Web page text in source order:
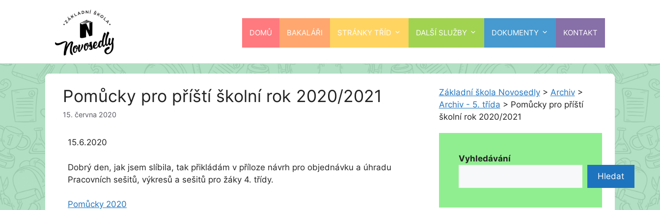
DOMŮ BAKALÁŘI STRÁNKY TŘÍD DALŠÍ SLUŽBY DOKUMENTY KONTAKT
Pomůcky pro příští školní rok 2020/2021
15. června 2020
15.6.2020
Dobrý den, jak jsem slíbila, tak přikládám v příloze návrh pro objednávku a úhradu
Pracovních sešitů, výkresů a sešitů pro žáky 4. třídy.
Pomůcky 2020
Základní škola Novosedly> Archiv>
Archiv - 5. třída > Pomůcky pro příští
školní rok 2020/2021
Vyhledávání
Hledat